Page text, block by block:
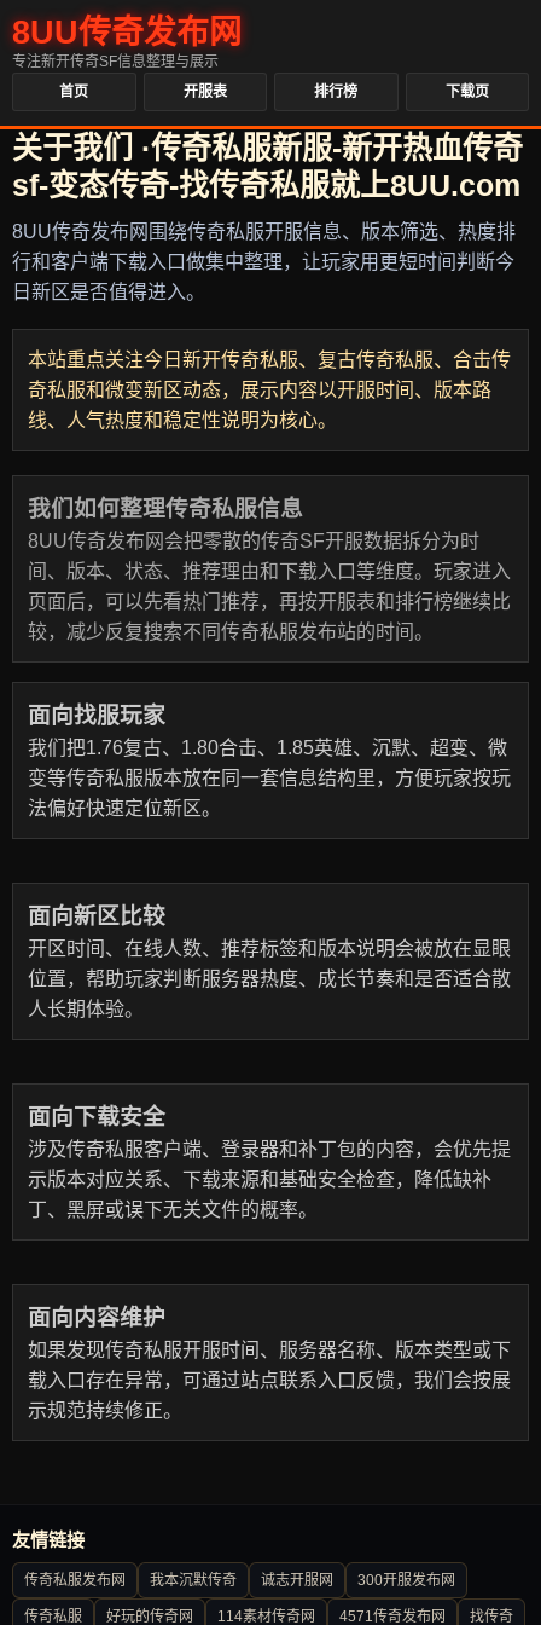
8UU传奇发布网
专注新开传奇SF信息整理与展示
首页
开服表 排行榜 下载页
关于我们 ·传奇私服新服-新开热血传奇
sf-变态传奇-找传奇私服就上8UU.com
8UU传奇发布网围绕传奇私服开服信息、版本筛选、热度排
行和客户端下载入口做集中整理，让玩家用更短时间判断今
日新区是否值得进入。
本站重点关注今日新开传奇私服、复古传奇私服、合击传
奇私服和微变新区动态，展示内容以开服时间、版本路
线、人气热度和稳定性说明为核心。
我们如何整理传奇私服信息
8UU传奇发布网会把零散的传奇SF开服数据拆分为时
间、版本、状态、推荐理由和下载入口等维度。玩家进入
页面后，可以先看热门推荐，再按开服表和排行榜继续比
较，减少反复搜索不同传奇私服发布站的时间。
面向找服玩家
我们把1.76复古、1.80合击、1.85英雄、沉默、超变、微
变等传奇私服版本放在同一套信息结构里，方便玩家按玩
法偏好快速定位新区。
面向新区比较
开区时间、在线人数、推荐标签和版本说明会被放在显眼
位置，帮助玩家判断服务器热度、成长节奏和是否适合散
人长期体验。
面向下载安全
涉及传奇私服客户端、登录器和补丁包的内容，会优先提
示版本对应关系、下载来源和基础安全检查，降低缺补
丁、黑屏或误下无关文件的概率。
面向内容维护
如果发现传奇私服开服时间、服务器名称、版本类型或下
载入口存在异常，可通过站点联系入口反馈，我们会按展
示规范持续修正。
友情链接
传奇私服发布网 我本沉默传奇 诚志开服网 300开服发布网
传奇私服 好玩的传奇网 114素材传奇网 4571传奇发布网 找传奇